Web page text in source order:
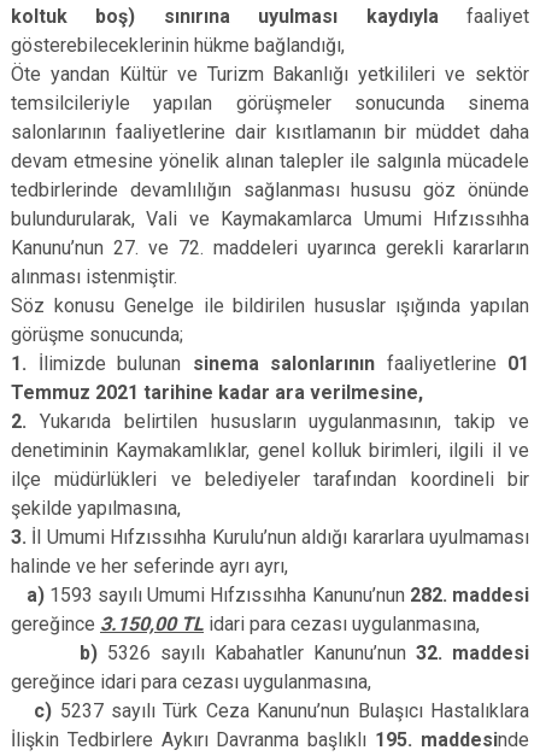
koltuk boş) sınırına uyulması kaydıylafaaliyet
gösterebileceklerinin hükme bağlandığı,
Öte yandan Kültür ve Turizm Bakanlığı yetkilileri ve sektör
temsilcileriyle yapılan görüşmeler sonucunda sinema
salonlarının faaliyetlerine dair kısıtlamanın bir müddet daha
devam etmesine yönelik alınan talepler ile salgınla mücadele
tedbirlerinde devamlılığın sağlanması hususu göz önünde
bulundurularak, Vali ve Kaymakamlarca Umumi Hıfzıssıhha
Kanunu’nun 27. ve 72. maddeleri uyarınca gerekli kararların
alınması istenmiştir.
Söz konusu Genelge ile bildirilen hususlar ışığında yapılan
görüşme sonucunda;
1. İlimizde bulunan sinema salonlarının faaliyetlerine 01
Temmuz 2021 tarihine kadar ara verilmesine,
2. Yukarıda belirtilen hususların uygulanmasının, takip ve
denetiminin Kaymakamlıklar, genel kolluk birimleri, ilgili il ve
ilçe müdürlükleri ve belediyeler tarafından koordineli bir
şekilde yapılmasına,
3. İl Umumi Hıfzıssıhha Kurulu’nun aldığı kararlara uyulmaması
halinde ve her seferinde ayrı ayrı,
a)1593 sayılı Umumi Hıfzıssıhha Kanunu’nun 282. maddesi
gereğince 3.150,00 TL idari para cezası uygulanmasına,
b)5326 sayılı Kabahatler Kanunu’nun 32. maddesi
gereğince idari para cezası uygulanmasına,
c) 5237 sayılı Türk Ceza Kanunu’nun Bulaşıcı Hastalıklara
İlişkin Tedbirlere Aykırı Davranma başlıklı 195. maddesinde